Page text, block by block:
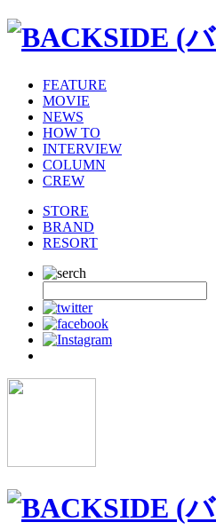
FEATURE
MOVIE
NEWS
HOW TO
INTERVIEW
COLUMN
CREW
STORE
BRAND
RESORT